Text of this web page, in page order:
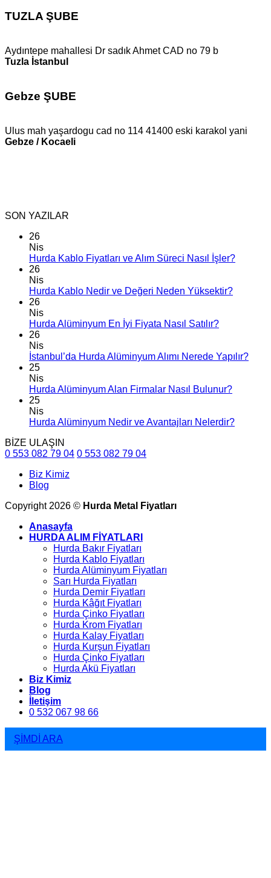
TUZLA ŞUBE
Aydıntepe mahallesi Dr sadık Ahmet CAD no 79 b
Tuzla İstanbul
Gebze ŞUBE
Ulus mah yaşardogu cad no 114 41400 eski karakol yani
Gebze / Kocaeli
SON YAZILAR
26
Nis
Hurda Kablo Fiyatları ve Alım Süreci Nasıl İşler?
26
Nis
Hurda Kablo Nedir ve Değeri Neden Yüksektir?
26
Nis
Hurda Alüminyum En İyi Fiyata Nasıl Satılır?
26
Nis
İstanbul’da Hurda Alüminyum Alımı Nerede Yapılır?
25
Nis
Hurda Alüminyum Alan Firmalar Nasıl Bulunur?
25
Nis
Hurda Alüminyum Nedir ve Avantajları Nelerdir?
BİZE ULAŞIN
0 553 082 79 04 0 553 082 79 04
Biz Kimiz
Blog
Copyright 2026 © Hurda Metal Fiyatları
Anasayfa
HURDA ALIM FİYATLARI
Hurda Bakır Fiyatları
Hurda Kablo Fiyatları
Hurda Alüminyum Fiyatları
Sarı Hurda Fiyatları
Hurda Demir Fiyatları
Hurda Kâğıt Fiyatları
Hurda Çinko Fiyatları
Hurda Krom Fiyatları
Hurda Kalay Fiyatları
Hurda Kurşun Fiyatları
Hurda Çinko Fiyatları
Hurda Akü Fiyatları
Biz Kimiz
Blog
İletişim
0 532 067 98 66
ŞİMDİ ARA